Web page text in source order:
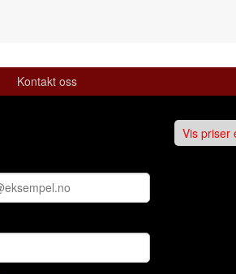
Kontakt oss
Vis priser